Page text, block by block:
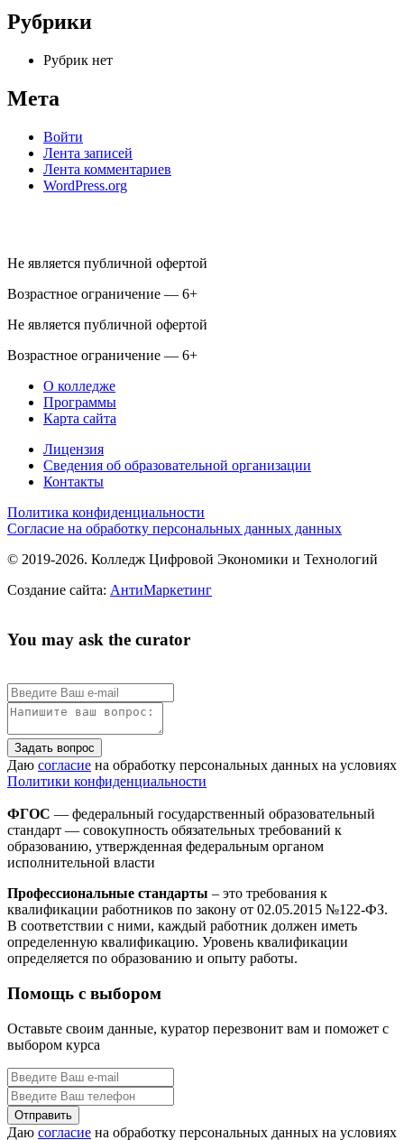
Рубрики
Рубрик нет
Мета
Войти
Лента записей
Лента комментариев
WordPress.org
Не является публичной офертой
Возрастное ограничение — 6+
Не является публичной офертой
Возрастное ограничение — 6+
О колледже
Программы
Карта сайта
Лицензия
Сведения об образовательной организации
Контакты
Политика конфиденциальности
Согласие на обработку персональных данных данных
© 2019-2026. Колледж Цифровой Экономики и Технологий
Создание сайта: АнтиМаркетинг
You may ask the curator
Задать вопрос
Даю согласие на обработку персональных данных на условиях
Политики конфиденциальности
ФГОС — федеральный государственный образовательный
стандарт — совокупность обязательных требований к
образованию, утвержденная федеральным органом
исполнительной власти
Профессиональные стандарты – это требования к
квалификации работников по закону от 02.05.2015 №122-ФЗ.
В соответствии с ними, каждый работник должен иметь
определенную квалификацию. Уровень квалификации
определяется по образованию и опыту работы.
Помощь с выбором
Оставьте своим данные, куратор перезвонит вам и поможет с
выбором курса
Даю согласие на обработку персональных данных на условиях